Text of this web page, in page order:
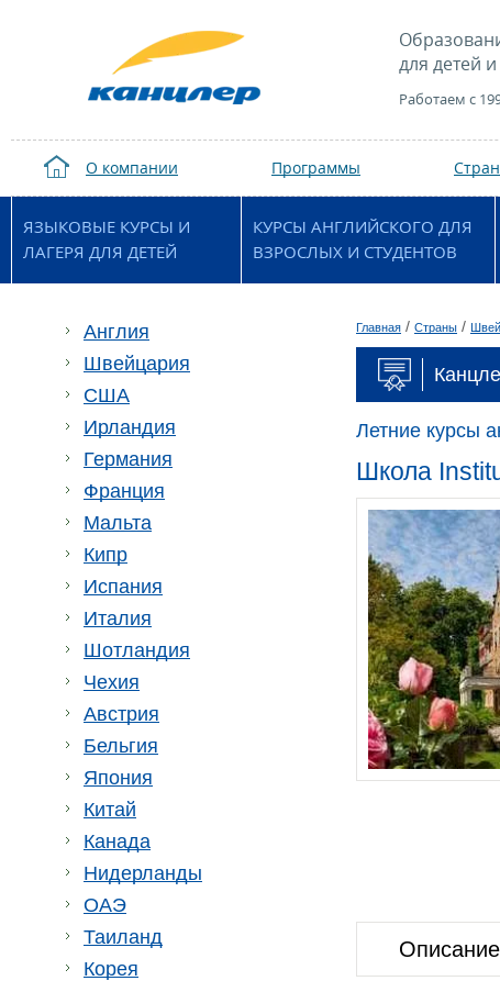
для детей
Работаем с
О компании Программы
ЯЗЫКОВЫЕ КУРСЫ И
ЛАГЕРЯ ДЛЯ ДЕТЕЙ
КУРСЫ АНГЛИЙСКОГО ДЛЯ
ВЗРОСЛЫХ И СТУДЕНТОВ
Англия
Швейцария
США
Ирландия
Германия
Франция
Мальта
Кипр
Испания
Италия
Шотландия
Чехия
Австрия
Бельгия
Япония
Китай
Канада
Нидерланды
ОАЭ
Таиланд
Корея
Главная / Страны /
Летние курсы
Школа